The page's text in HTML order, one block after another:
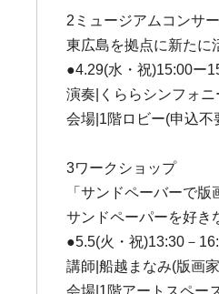
2ミュージアムコンサ
東広島を拠点に新たに
●4.29(水・祝)15:00ー
演奏|くららシンフォ
会場|1階ロビー(申込不
3ワークショップ
「サンドペーバーで
サンドペーパーを好き
●5.5(火・祝)13:30－
講師|船越まなみ(版画
会場|1階アートスペー